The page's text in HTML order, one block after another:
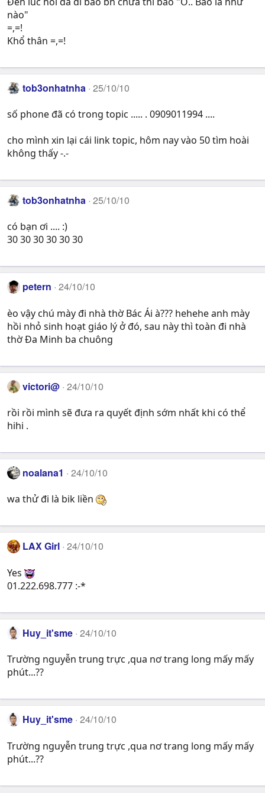
nào"
=,=!
Khổ thân =,=!
tob3onhatnha 25/10/10
số phone đã có trong topic ..... . 0909011994 ....
cho mình xin lại cái link topic, hôm nay vào 50 tìm hoài
không thấy -.-
tob3onhatnha 25/10/10
có bạn ơi .... :)
30 30 30 30 30 30
petern 24/10/10
èo vậy chú mày đi nhà thờ Bác Ái à??? hehehe anh mày
hồi nhỏ sinh hoạt giáo lý ở đó, sau này thì toàn đi nhà
thờ Đa Minh ba chuông
victori@ 24/10/10
rồi rồi mình sẽ đưa ra quyết định sớm nhất khi có thể
hihi .
noalana1 24/10/10
wa thử đi là bik liền
LAX Girl 24/10/10
Yes
01.222.698.777 :-*
Huy_it'sme 24/10/10
Trường nguyễn trung trực ,qua nơ trang long mấy mấy
phút...??
Huy_it'sme 24/10/10
Trường nguyễn trung trực ,qua nơ trang long mấy mấy
phút...??